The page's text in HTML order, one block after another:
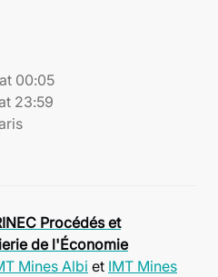
00:05
23:59
Procédés et
de l'Économie
Mines Albi et IMT Mines